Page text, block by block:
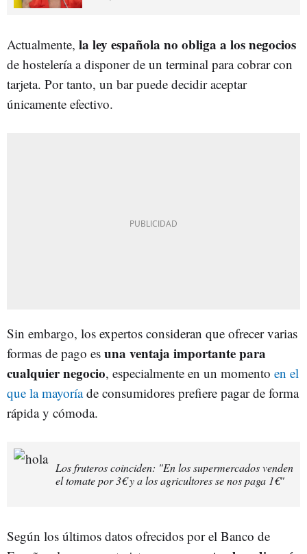
Actualmente, la ley española no obliga a los negocios
de hostelería a disponer de un terminal para cobrar con
tarjeta. Por tanto, un bar puede decidir aceptar
únicamente efectivo.
Sin embargo, los expertos consideran que ofrecer varias
formas de pago es una ventaja importante para
cualquier negocio, especialmente en un momento en el
que la mayoríade consumidores prefiere pagar de forma
rápida y cómoda.
Los fruteros coinciden: "En los supermercados venden
el tomate por 3€ y a los agricultores se nos paga 1€"
Según los últimos datos ofrecidos por el Banco de